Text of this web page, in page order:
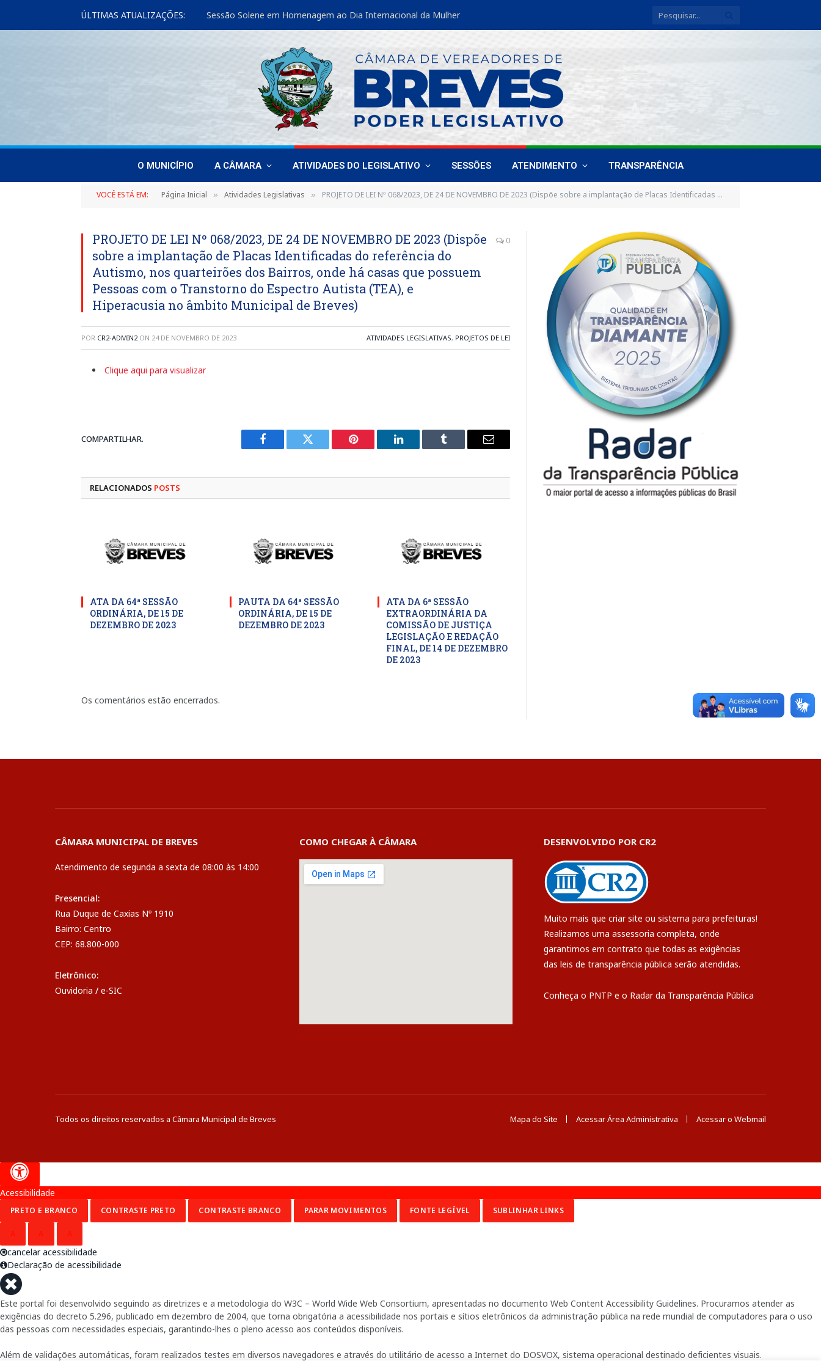
ÚLTIMAS ATUALIZAÇÕES: Sessão Solene em Homenagem ao Dia Internacional da Mulher
O MUNICÍPIO A CÂMARA ATIVIDADES DO LEGISLATIVO SESSÕES ATENDIMENTO TRANSPARÊNCIA
VOCÊ ESTÁ EM: Página Inicial » Atividades Legislativas » PROJETO DE LEI Nº 068/2023, DE 24 DE NOVEMBRO DE 2023 (Dispõe sobre a implantação de Placas Identificadas do referência do Autismo, nos quarteirões dos Bairros, onde há casas que possuem Pessoas com o Transtorno do Espectro Autista (TEA), e Hiperacusia no âmbito Municipal de Breves)
PROJETO DE LEI Nº 068/2023, DE 24 DE NOVEMBRO DE 2023 (Dispõe
sobre a implantação de Placas Identificadas do referência do
Autismo, nos quarteirões dos Bairros, onde há casas que possuem
Pessoas com o Transtorno do Espectro Autista (TEA), e
Hiperacusia no âmbito Municipal de Breves)
0
POR CR2-ADMIN2 ON 24 DE NOVEMBRO DE 2023 ATIVIDADES LEGISLATIVAS, PROJETOS DE LEI
Clique aqui para visualizar
COMPARTILHAR.
Facebook Twitter Pinterest LinkedIn Tumblr
E-
RELACIONADOS POSTS
ATA DA 64ª SESSÃO
ORDINÁRIA, DE 15 DE
DEZEMBRO DE 2023
PAUTA DA 64ª SESSÃO
ORDINÁRIA, DE 15 DE
DEZEMBRO DE 2023
ATA DA 6ª SESSÃO
EXTRAORDINÁRIA DA
COMISSÃO DE JUSTIÇA
LEGISLAÇÃO E REDAÇÃO
FINAL, DE 14 DE DEZEMBRO
DE 2023
Os comentários estão encerrados.
CÂMARA MUNICIPAL DE BREVES
Atendimento de segunda a sexta de 08:00 às 14:00
Presencial:
Rua Duque de Caxias Nº 1910
Bairro: Centro
CEP: 68.800-000
Eletrônico:
Ouvidoria / e-SIC
COMO CHEGAR À CÂMARA DESENVOLVIDO POR CR2
Muito mais que criar site ou sistema para prefeituras!
Realizamos uma assessoria completa, onde
garantimos em contrato que todas as exigências
das leis de transparência pública serão atendidas.
Conheça o PNTP e o Radar da Transparência Pública
Todos os direitos reservados a Câmara Municipal de Breves Mapa do Site Acessar Área Administrativa Acessar o Webmail
Acessibilidade
PRETO E BRANCO CONTRASTE PRETO CONTRASTE BRANCO PARAR MOVIMENTOS FONTE LEGÍVEL SUBLINHAR LINKS
cancelar acessibilidade
Declaração de acessibilidade
Este portal foi desenvolvido seguindo as diretrizes e a metodologia do W3C – World Wide Web Consortium, apresentadas no documento Web Content Accessibility Guidelines. Procuramos atender as
exigências do decreto 5.296, publicado em dezembro de 2004, que torna obrigatória a acessibilidade nos portais e sítios eletrônicos da administração pública na rede mundial de computadores para o uso
das pessoas com necessidades especiais, garantindo-lhes o pleno acesso aos conteúdos disponíveis.
Além de validações automáticas, foram realizados testes em diversos navegadores e através do utilitário de acesso a Internet do DOSVOX, sistema operacional destinado deficientes visuais.